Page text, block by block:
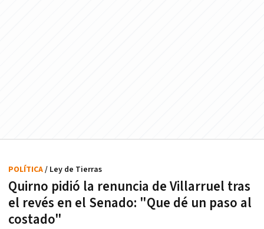
Quirno pidió la renuncia de Villarruel tras
el revés en el Senado: "Que dé un paso al
costado"
POLÍTICA/ Ley de Tierras